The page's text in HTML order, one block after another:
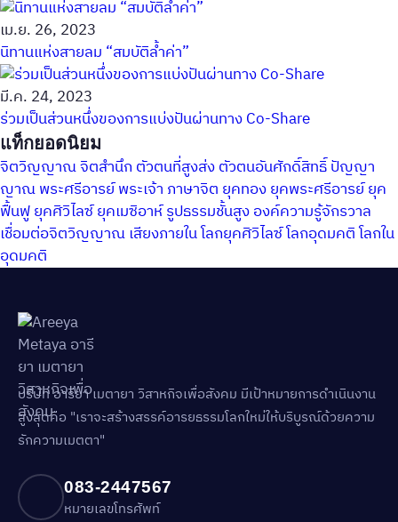
เม.ย. 26, 2023
นิทานแห่งสายลม “สมบัติล้ำค่า”
มี.ค. 24, 2023
ร่วมเป็นส่วนหนึ่งของการแบ่งปันผ่านทาง Co-Share
แท็กยอดนิยม
จิตวิญญาณจิตสำนึก ตัวตนที่สูงส่งตัวตนอันศักดิ์สิทธิ์ปัญญา
ญาณพระศรีอารย์พระเจ้า ภาษาจิต ยุคทองยุคพระศรีอารย์ยุค
ฟื้นฟูยุคศิวิไลซ์ยุคเมซิอาห์รูปธรรมชั้นสูงองค์ความรู้จักรวาล
เชื่อมต่อจิตวิญญาณ เสียงภายในโลกยุคศิวิไลซ์โลกอุดมคติโลกใน
อุดมคติ
บริษัท อารียา เมตายา วิสาหกิจเพื่อสังคม มีเป้าหมายการดำเนินงาน
สูงสุดคือ "เราจะสร้างสรรค์อารยธรรมโลกใหม่ให้บริบูรณ์ด้วยความ
รักความเมตตา"
083-2447567
หมายเลขโทรศัพท์